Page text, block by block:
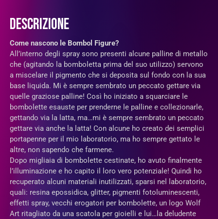
DESCRIZIONE
Come nascono le Bombol Figure?
All’interno degli spray sono presenti alcune palline di metallo
che (agitando la bomboletta prima del suo utilizzo) servono
a miscelare il pigmento che si deposita sul fondo con la sua
base liquida. Mi è sempre sembrato un peccato gettare via
quelle graziose palline! Così ho iniziato a squarciare le
bombolette esauste per prenderne le palline e collezionarle,
gettando via la latta, ma…mi è sempre sembrato un peccato
gettare via anche la latta! Con alcune ho creato dei semplici
portapenne per il mio laboratorio, ma ho sempre gettato le
altre, non sapendo che farmene.
Dopo migliaia di bombolette cestinate, ho avuto finalmente
l’illuminazione e ho capito il loro vero potenziale! Quindi ho
recuperato alcuni materiali inutilizzati, sparsi nel laboratorio,
quali: resina epossidica, glitter, pigmenti fotoluminescenti,
effetti spray, vecchi erogatori per bombolette, un logo Wolf
Art ritagliato da una scatola per gioielli e lui…la deludente